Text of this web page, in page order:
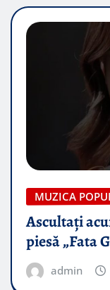
MUZICA
Ascultați
piesă „Fata
admin